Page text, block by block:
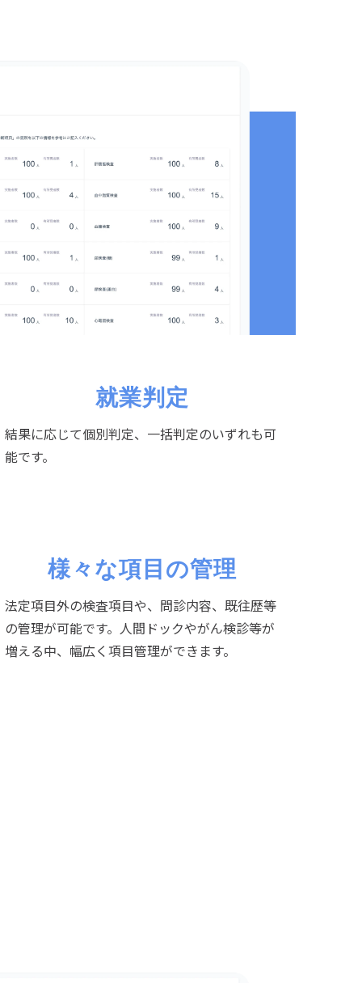
就業判定
結果に応じて個別判定、一括判定のいずれも可
能です。
様々な項目の管理
法定項目外の検査項目や、問診内容、既往歴等
の管理が可能です。人間ドックやがん検診等が
増える中、幅広く項目管理ができます。